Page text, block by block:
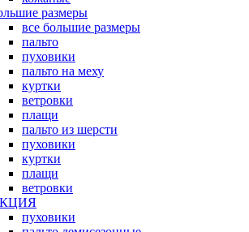
размеры
все большие размеры
пальто
пуховики
пальто на меху
куртки
ветровки
плащи
пальто из шерсти
пуховики
куртки
плащи
ветровки
пуховики